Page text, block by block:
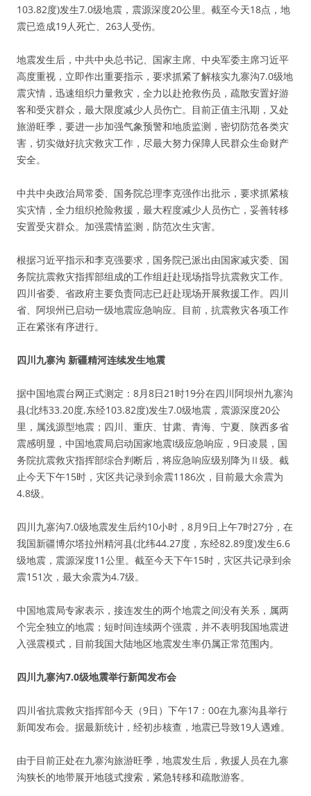
103.82度)发生7.0级地震，震源深度20公里。截至今天18点，地
震已造成19人死亡、263人受伤。
地震发生后，中共中央总书记、国家主席、中央军委主席习近平
高度重视，立即作出重要指示，要求抓紧了解核实九寨沟7.0级地
震灾情，迅速组织力量救灾，全力以赴抢救伤员，疏散安置好游
客和受灾群众，最大限度减少人员伤亡。目前正值主汛期，又处
旅游旺季，要进一步加强气象预警和地质监测，密切防范各类灾
害，切实做好抗灾救灾工作，尽最大努力保障人民群众生命财产
安全。
中共中央政治局常委、国务院总理李克强作出批示，要求抓紧核
实灾情，全力组织抢险救援，最大程度减少人员伤亡，妥善转移
安置受灾群众。加强震情监测，防范次生灾害。
根据习近平指示和李克强要求，国务院已派出由国家减灾委、国
务院抗震救灾指挥部组成的工作组赶赴现场指导抗震救灾工作。
四川省委、省政府主要负责同志已赶赴现场开展救援工作。四川
省、阿坝州已启动一级地震应急响应。目前，抗震救灾各项工作
正在紧张有序进行。
四川九寨沟 新疆精河连续发生地震
据中国地震台网正式测定：8月8日21时19分在四川阿坝州九寨沟
县(北纬33.20度,东经103.82度)发生7.0级地震，震源深度20公
里，属浅源型地震；四川、重庆、甘肃、青海、宁夏、陕西多省
震感明显，中国地震局启动国家地震I级应急响应，9日凌晨，国
务院抗震救灾指挥部综合判断后，将应急响应级别降为Ⅱ级。截
止今天下午15时，灾区共记录到余震1186次，目前最大余震为
4.8级。
四川九寨沟7.0级地震发生后约10小时，8月9日上午7时27分，在
我国新疆博尔塔拉州精河县(北纬44.27度，东经82.89度)发生6.6
级地震，震源深度11公里。截至今天下午15时，灾区共记录到余
震151次，最大余震为4.7级。
中国地震局专家表示，接连发生的两个地震之间没有关系，属两
个完全独立的地震；短时间连续两个强震，并不表明我国地震进
入强震模式，目前我国大陆地区地震发生率仍属正常范围内。
四川九寨沟7.0级地震举行新闻发布会
四川省抗震救灾指挥部今天（9日）下午17：00在九寨沟县举行
新闻发布会。据最新统计，经初步核查，地震已导致19人遇难。
由于目前正处在九寨沟旅游旺季，地震发生后，救援人员在九寨
沟狭长的地带展开地毯式搜索，紧急转移和疏散游客。